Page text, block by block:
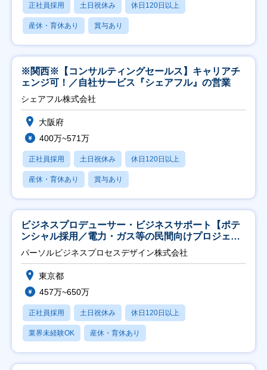
正社員採用 土日祝休み 休日120日以上
産休・育休あり 賞与あり
※関西※【コンサルティングセールス】キャリアチ
ェンジ可！／自社サービス『シェアフル』の営業
シェアフル株式会社
大阪府
400万~571万
正社員採用 土日祝休み 休日120日以上
産休・育休あり 賞与あり
ビジネスプロデューサー・ビジネスサポート【ポテ
ンシャル採用／電力・ガス等の民間向けプロジェク
ト推進】
パーソルビジネスプロセスデザイン株式会社
東京都
457万~650万
正社員採用 土日祝休み 休日120日以上
業界未経験OK 産休・育休あり